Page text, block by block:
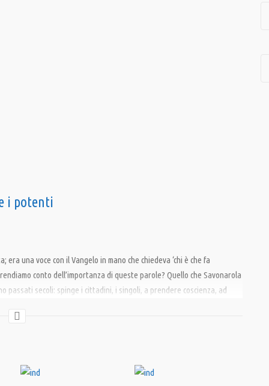
i potenti
una voce con il Vangelo in mano che chiedeva ‘chi è che fa
conto dell’importanza di queste parole? Quello che Savonarola
passati secoli: spinge i cittadini, i singoli, a prendere coscienza, ad